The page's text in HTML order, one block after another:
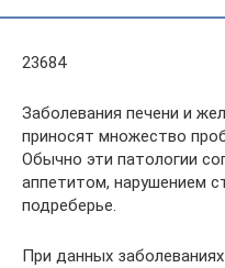
23684
Заболевания печени и
приносят множество
Обычно эти патологии
аппетитом, нарушением
подреберье.
При данных